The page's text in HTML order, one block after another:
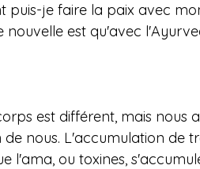
puis-je faire la paix avec
nouvelle est qu'avec
est différent, mais nous
de nous. L'accumulation de
l'ama, ou toxines,